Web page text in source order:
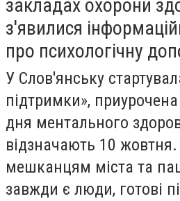
закладах охорони
з'явилися
про психологічну
У Слов'янську
підтримки»,
дня ментального
відзначають 10
мешканцям міста та
завжди є люди, готові